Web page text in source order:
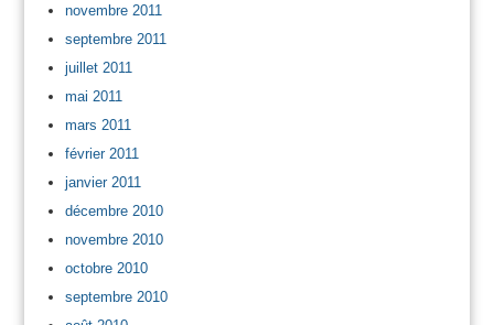
novembre 2011
septembre 2011
juillet 2011
mai 2011
mars 2011
février 2011
janvier 2011
décembre 2010
novembre 2010
octobre 2010
septembre 2010